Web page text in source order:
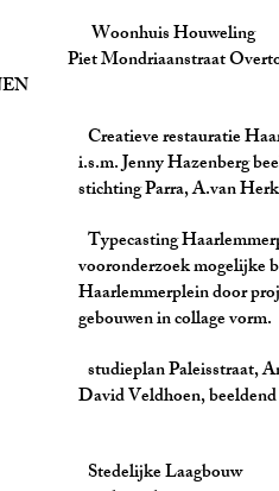
Woonhuis Houweling
restauratie
Hazenberg beelden
Parra, A.van
mogelijke
door projectie
in
Paleisstraat,
beeldend
Laagbouw